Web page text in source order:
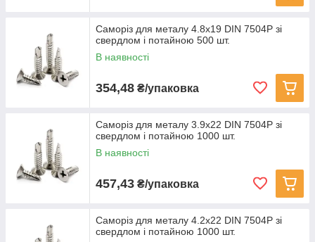
Саморіз для металу 4.8х19 DIN 7504P зі
свердлом і потайною 500 шт.
В наявності
354,48 ₴/упаковка
Саморіз для металу 3.9х22 DIN 7504P зі
свердлом і потайною 1000 шт.
В наявності
457,43 ₴/упаковка
Саморіз для металу 4.2х22 DIN 7504P зі
свердлом і потайною 1000 шт.